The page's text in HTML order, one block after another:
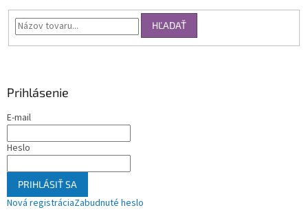
HĽADAŤ
Prihlásenie
E-mail
Heslo
PRIHLÁSIŤ SA
Nová registráciaZabudnuté heslo